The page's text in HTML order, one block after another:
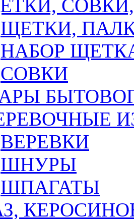
ЩЕТКИ,
НАБОР
СОВКИ
ВЕРЕВКИ
ШНУРЫ
ШПАГАТЫ